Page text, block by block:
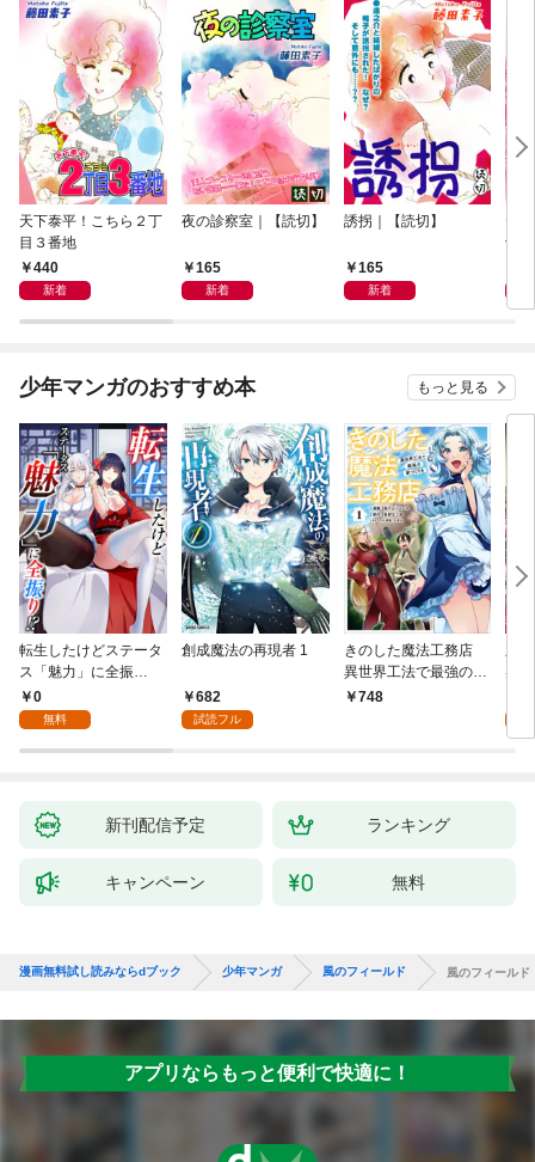
天下泰平！こちら２丁
目３番地
440
新着
夜の診察室｜【読切】
165
新着
誘拐｜【読切】
165
新着
切】
少年マンガのおすすめ本 もっと見る
転生したけどステータ
ス「魅力」に全振
り！？(1)
0
無料
創成魔法の再現者 1
682
試読フル
きのした魔法工務店
異世界工法で最強の家
づくりを（コミック）
748
兆
る
新刊配信予定 ランキング
キャンペーン 無料
漫画無料試し読みならdブック 少年マンガ 風のフィールド 風のフィールド
アプリならもっと便利で快適に！